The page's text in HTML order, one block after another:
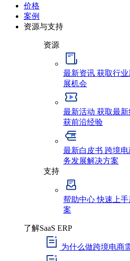
价格
案例
资源与支持
资源
最新资讯 获取行
展机会
最新活动 获取最
获前沿经验
最新白皮书 跨境
务发展解决方案
支持
帮助中心快速上
案
了解SaaS ERP
为什么做跨境电商